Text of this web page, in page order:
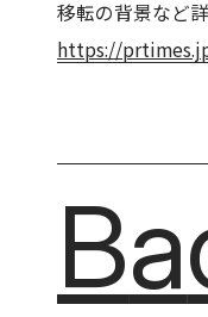
移転の背景など
https://
Ba